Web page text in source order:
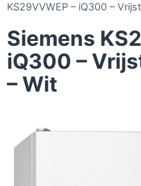
KS29VVWEP – iQ300 –
Siemens
iQ300 –
– Wit